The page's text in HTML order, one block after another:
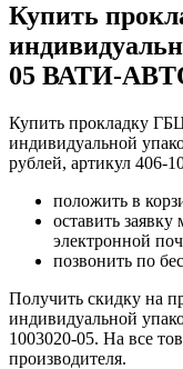
Купить
05 ВАТИ-
Купить прокладку
индивидуальной
рублей, артикул 406-
положить в
оставить
электронной
позвонить по
Получить скидку на
индивидуальной
1003020-05. На все
производителя.